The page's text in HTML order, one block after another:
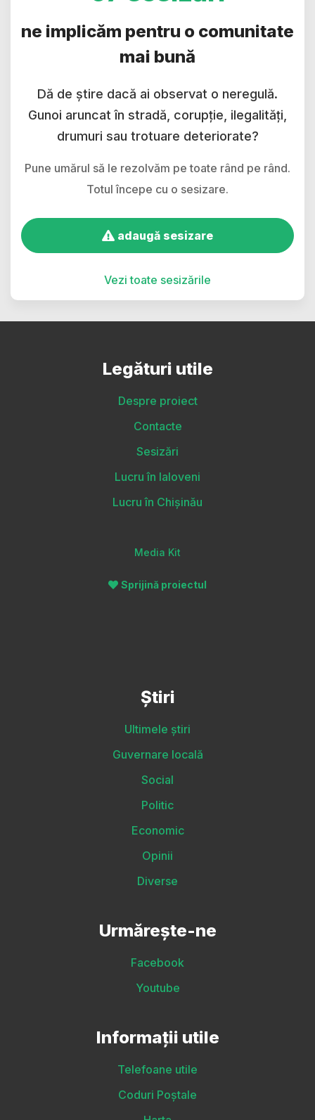
ne implicăm pentru o comunitate
mai bună
Dă de știre dacă ai observat o neregulă.
Gunoi aruncat în stradă, corupție, ilegalități,
drumuri sau trotuare deteriorate?
Pune umărul să le rezolvăm pe toate rând pe rând.
Totul începe cu o sesizare.
adaugă sesizare
Vezi toate sesizările
Legături utile
Despre proiect
Contacte
Sesizări
Lucru în Ialoveni
Lucru în Chișinău
Media Kit
Sprijină proiectul
Știri
Ultimele știri
Guvernare locală
Social
Politic
Economic
Opinii
Diverse
Urmărește-ne
Facebook
Youtube
Informații utile
Telefoane utile
Coduri Poștale